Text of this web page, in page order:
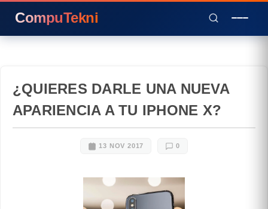
CompuTekni
¿QUIERES DARLE UNA NUEVA
APARIENCIA A TU IPHONE X?
13 NOV 2017 0